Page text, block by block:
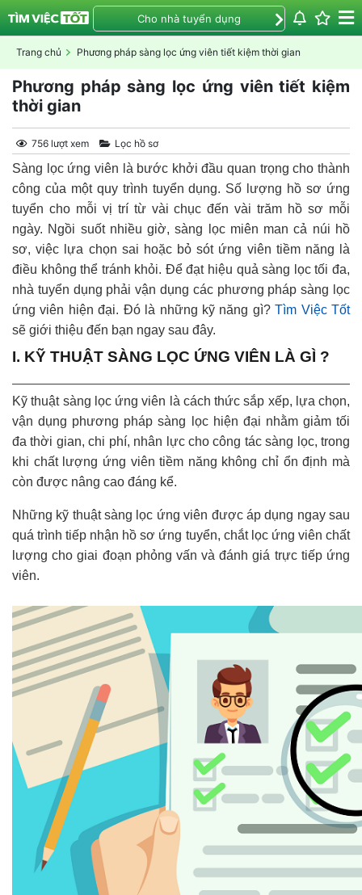
Cho nhà tuyển dụng
Trang chủ Phương pháp sàng lọc ứng viên tiết kiệm thời gian
Phương pháp sàng lọc ứng viên tiết kiệm
thời gian
756 lượt xem Lọc hồ sơ
Sàng lọc ứng viên là bước khởi đầu quan trọng cho thành
công của một quy trình tuyển dụng. Số lượng hồ sơ ứng
tuyển cho mỗi vị trí từ vài chục đến vài trăm hồ sơ mỗi
ngày. Ngồi suốt nhiều giờ, sàng lọc miên man cả núi hồ
sơ, việc lựa chọn sai hoặc bỏ sót ứng viên tiềm năng là
điều không thể tránh khỏi. Để đạt hiệu quả sàng lọc tối đa,
nhà tuyển dụng phải vận dụng các phương pháp sàng lọc
ứng viên hiện đại. Đó là những kỹ năng gì?Tìm Việc Tốt
sẽ giới thiệu đến bạn ngay sau đây.
I. KỸ THUẬT SÀNG LỌC ỨNG VIÊN LÀ GÌ ?
Kỹ thuật sàng lọc ứng viên là cách thức sắp xếp, lựa chọn,
vận dụng phương pháp sàng lọc hiện đại nhằm giảm tối
đa thời gian, chi phí, nhân lực cho công tác sàng lọc, trong
khi chất lượng ứng viên tiềm năng không chỉ ổn định mà
còn được nâng cao đáng kể.
Những kỹ thuật sàng lọc ứng viên được áp dụng ngay sau
quá trình tiếp nhận hồ sơ ứng tuyển, chắt lọc ứng viên chất
lượng cho giai đoạn phỏng vấn và đánh giá trực tiếp ứng
viên.